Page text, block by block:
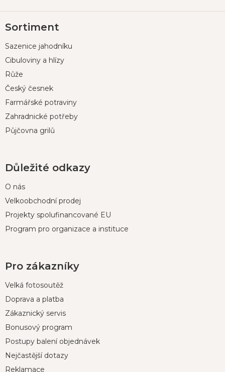
á
a
Sortiment
Sazenice jahodníku
Cibuloviny a hlízy
Růže
Český česnek
Farmářské potraviny
Zahradnické potřeby
Půjčovna grilů
Důležité odkazy
O nás
Velkoobchodní prodej
Projekty spolufinancované EU
Program pro organizace a instituce
Pro zákazníky
Velká fotosoutěž
Doprava a platba
Zákaznický servis
Bonusový program
Postupy balení objednávek
Nejčastější dotazy
Reklamace